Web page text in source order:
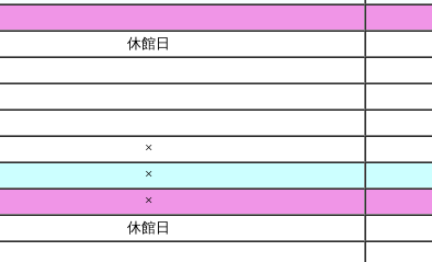
休館日
×
×
×
休館日